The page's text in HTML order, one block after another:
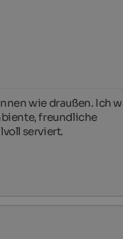
wie draußen. Ich
freundliche
serviert.